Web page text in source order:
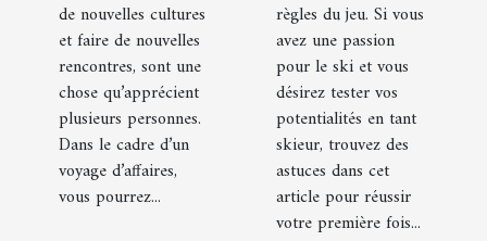
de nouvelles cultures
et faire de nouvelles
rencontres, sont une
chose qu’apprécient
plusieurs personnes.
Dans le cadre d’un
voyage d’affaires,
vous pourrez...
règles du jeu. Si vous
avez une passion
pour le ski et vous
désirez tester vos
potentialités en tant
skieur, trouvez des
astuces dans cet
article pour réussir
votre première fois...